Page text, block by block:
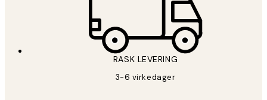
RASK LEVERING
3-6 virkedager